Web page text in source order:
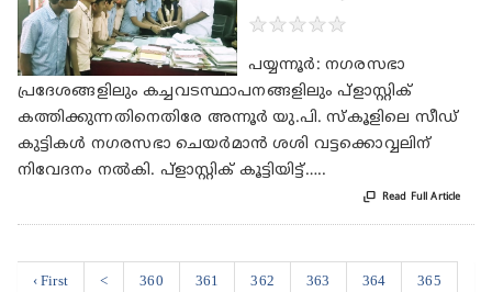
★★★★★
പയ്യന്നൂര്‍: നഗരസഭാ
പ്രദേശങ്ങളിലും കച്ചവടസ്ഥാപനങ്ങളിലും പ്‌ളാസ്റ്റിക്
കത്തിക്കുന്നതിനെതിരേ അന്നൂര്‍ യു.പി. സ്‌കൂളിലെ സീഡ്
കുട്ടികള്‍ നഗരസഭാ ചെയര്‍മാന്‍ ശശി വട്ടക്കൊവ്വലിന്
നിവേദനം നല്‍കി. പ്‌ളാസ്റ്റിക് കൂട്ടിയിട്ട്…..
 Read Full Article
‹ First < 360 361 362 363 364 365